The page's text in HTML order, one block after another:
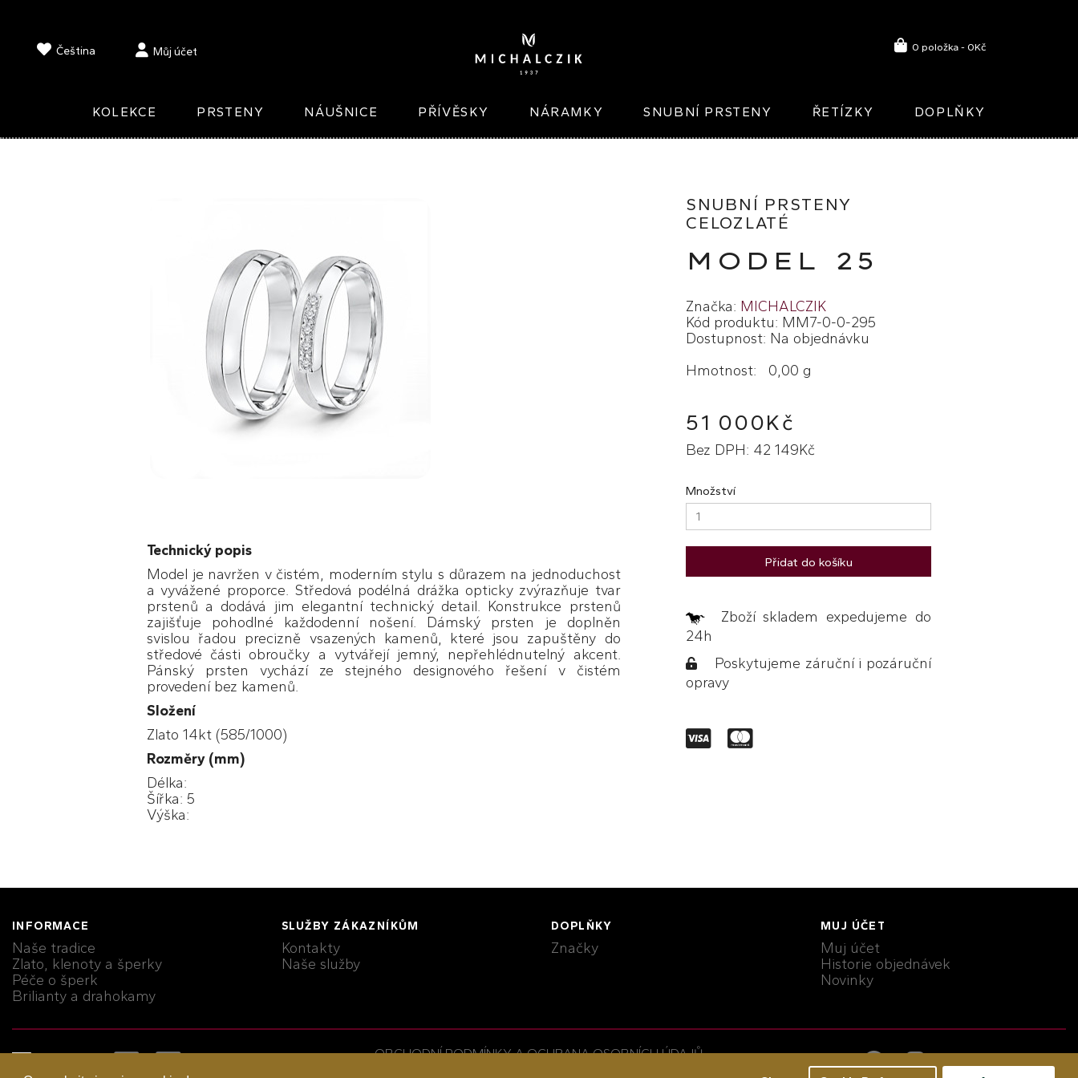
Čeština Můj účet 0 položka - 0Kč
KOLEKCE PRSTENY NÁUŠNICE PŘÍVĚSKY NÁRAMKY SNUBNÍ PRSTENY ŘETÍZKY DOPLŇKY
Technický popis
Model je navržen v čistém, moderním stylu s důrazem na jednoduchost
a vyvážené proporce. Středová podélná drážka opticky zvýrazňuje tvar
prstenů a dodává jim elegantní technický detail. Konstrukce prstenů
zajišťuje pohodlné každodenní nošení. Dámský prsten je doplněn
svislou řadou precizně vsazených kamenů, které jsou zapuštěny do
středové části obroučky a vytvářejí jemný, nepřehlédnutelný akcent.
Pánský prsten vychází ze stejného designového řešení v čistém
provedení bez kamenů.
Složení
Zlato 14kt (585/1000)
Rozměry (mm)
Délka:
Šířka: 5
Výška:
SNUBNÍ PRSTENY
CELOZLATÉ
MODEL 25
Značka: MICHALCZIK
Kód produktu: MM7-0-0-295
Dostupnost: Na objednávku
Hmotnost: 0,00 g
51 000Kč
Bez DPH: 42 149Kč
Množství
Přidat do košíku
Zboží skladem expedujeme do
24h
Poskytujeme záruční i pozáruční
opravy
INFORMACE
Naše tradice
Zlato, klenoty a šperky
Péče o šperk
Brilianty a drahokamy
SLUŽBY ZÁKAZNÍKŮM
Kontakty
Naše služby
DOPLŇKY
Značky
MUJ ÚČET
Muj účet
Historie objednávek
Novinky
OBCHODNÍ PODMÍNKY A OCHRANA OSOBNÍCH ÚDAJŮ